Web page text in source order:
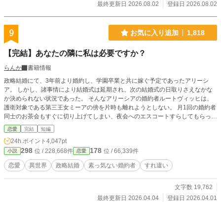
最終更新日 2026.08.02
登録日 2026.08.02
9 お気に入り追加 1,818
【完結】あなたの隣に私は必要ですか？
らんか
書籍情報
政略結婚にて、3年前より婚約し、学園卒業と共に嫁ぐ予定であったアリーシ
ア。 しかし、諸事情により結婚式は延期され、次の結婚式の日取りさえなかな
か決められない状況であった。 そんなアリーシアの婚約者ルートヴィッヒは、
護衛対象である第三王女ミーアの傍を片時も離れようとしない。 月1回の婚約者
同士のお茶会もすぐに切り上げてしまい、夜会へのエスコートすらしてもらった
事がない。 そんな状況で、アリーシアは思う。 私はあなたの隣に必要でしょう
か？ あなたが求めているのは別の人ではないのでしょうかと。 ＊ 短編です。 ご
感想欄は都合により、閉じさせて頂きます。
恋愛 完結 短編
24h.ポイント 4,047pt
小説 298 位 / 228,668件 恋愛 178 位 / 66,339件
恋愛 異世界 政略結婚 素っ気ない婚約者 すれ違い
文字数 19,762
最終更新日 2026.04.04
登録日 2026.04.01